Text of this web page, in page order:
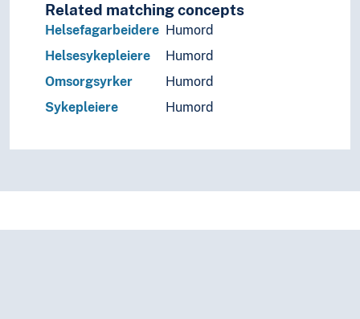
Related matching concepts
Helsefagarbeidere Humord
Helsesykepleiere
Humord
Omsorgsyrker
Humord
Sykepleiere
Humord